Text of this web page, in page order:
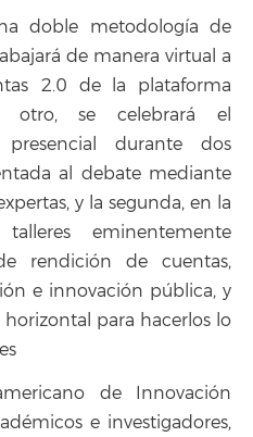
doble metodología de
de manera virtual a
2.0 de la plataforma
otro, se celebrará el
durante dos
al debate mediante
y la segunda, en la
eminentemente
rendición de cuentas,
e innovación pública, y
para hacerlos lo
de Innovación
e investigadores,